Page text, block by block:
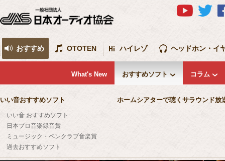
おすすめ
What's New おすすめソフト
いい音おすすめソフト
いい音 おすすめソフト
日本プロ音楽録音賞
ミュージック・ペンクラブ音楽賞
過去おすすめソフト
ホームシアターで聴くサラウンド放
コラム
OTOTEN ハイレゾ ヘッドホン・イ